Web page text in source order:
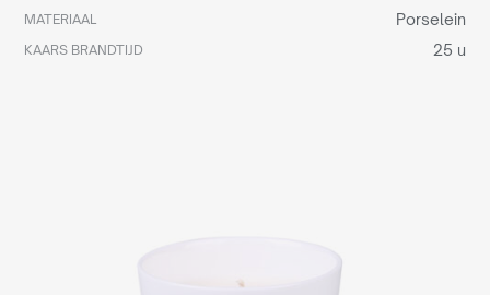
MATERIAAL Porselein
KAARS BRANDTIJD 25 u